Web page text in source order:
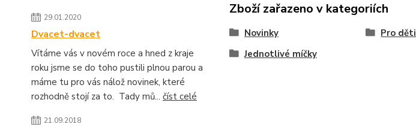
29.01.2020
Dvacet-dvacet
Vítáme vás v novém roce a hned z kraje
roku jsme se do toho pustili plnou parou a
máme tu pro vás nálož novinek, které
rozhodně stojí za to. Tady mů... číst celé
21.09.2018
Zboží zařazeno v kategoriích
Novinky Pro děti
Jednotlivé míčky